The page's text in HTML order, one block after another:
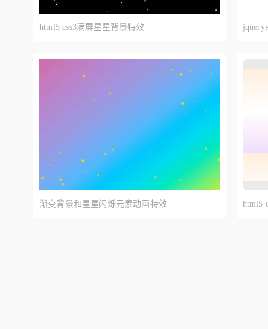
html5 css3满屏星星背景特效
渐变背景和星星闪烁元素动画特效 html5